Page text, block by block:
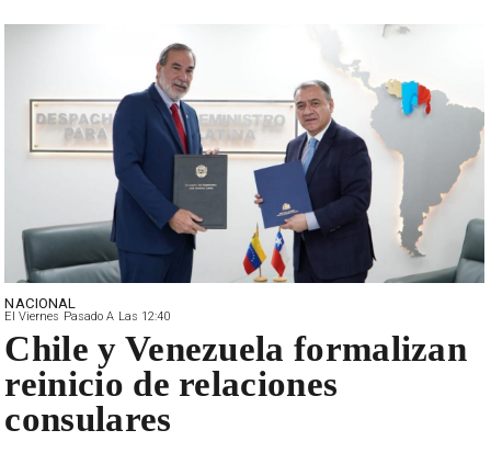
NACIONAL
El Viernes Pasado A Las 12:40
Chile y Venezuela formalizan
reinicio de relaciones
consulares